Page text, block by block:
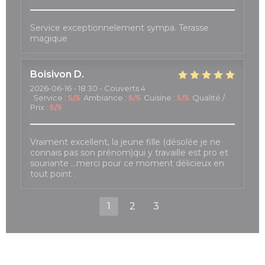
Service exceptionnelement sympa. Terasse
magique
Boisivon D
2026-06-16 - 18:30 - Couverts 4
Service : 5/5 Ambiance : 5/5 Cuisine : 5/5 Qualité /
Prix : 5/5
Vraiment excellent, la jeune fille (désolée je ne
connais pas son prénom)qui y travaille est pro et
souriante …merci pour ce moment délicieux en
tout point .
1 2 3